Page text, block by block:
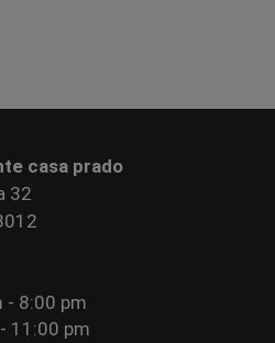
casa prado
32
- 8:00 pm
11:00 pm